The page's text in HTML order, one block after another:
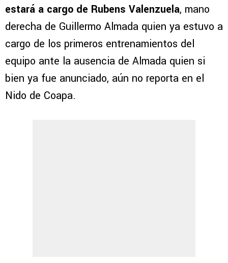
estará a cargo de Rubens Valenzuela, mano
derecha de Guillermo Almada quien ya estuvo a
cargo de los primeros entrenamientos del
equipo ante la ausencia de Almada quien si
bien ya fue anunciado, aún no reporta en el
Nido de Coapa.